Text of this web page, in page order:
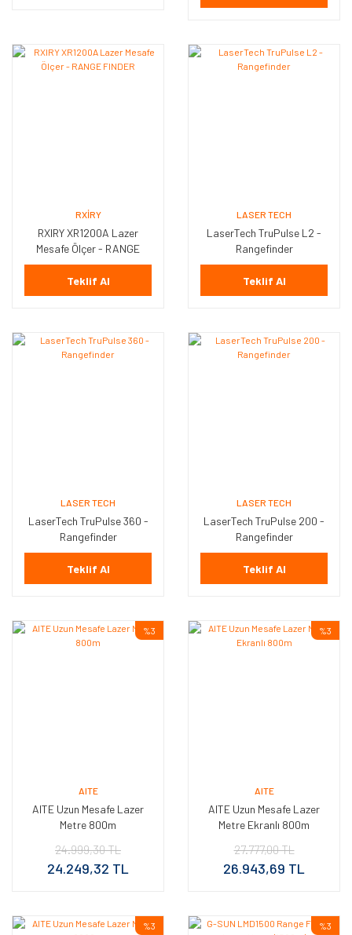
RXIRY
RXIRY XR1200A Lazer
Mesafe Ölçer - RANGE
FINDER
Teklif Al
LASER TECH
LaserTech TruPulse L2 -
Rangefinder
Teklif Al
LASER TECH
LaserTech TruPulse 360 -
Rangefinder
Teklif Al
LASER TECH
LaserTech TruPulse 200 -
Rangefinder
Teklif Al
AITE
AITE Uzun Mesafe Lazer
Metre 800m
%3
24.999,30 TL
24.249,32 TL
AITE
AITE Uzun Mesafe Lazer
Metre Ekranlı 800m
%3
27.777,00 TL
26.943,69 TL
%3 %3